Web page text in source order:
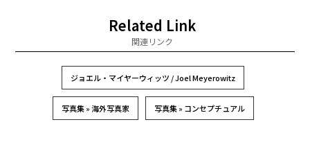
Related Link
関連リンク
ジョエル・マイヤーウィッツ / Joel Meyerowitz
写真集 » 海外写真家 写真集 » コンセプチュアル